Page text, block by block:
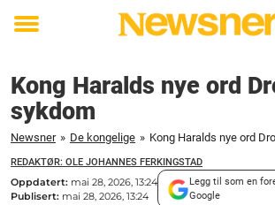
Toggle
Kong Haralds nye ord
sykdom
Newsner » De kongelige » Kong Haralds nye ord
REDAKTØR: OLE JOHANNES FERKINGSTAD
Oppdatert: mai 28, 2026, 13:24
Publisert: mai 28, 2026, 13:24
Legg til som en
Google